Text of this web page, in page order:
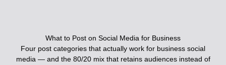
What to Post on Social Media for Business
Four post categories that actually work for business social
media — and the 80/20 mix that retains audiences instead of